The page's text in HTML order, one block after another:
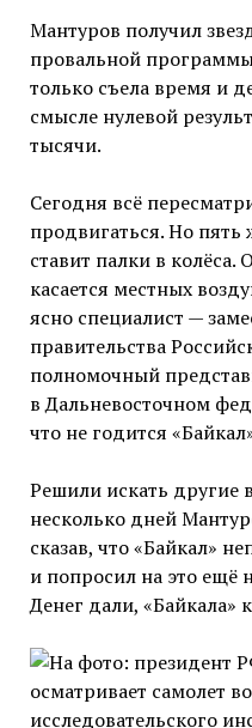
Мантуров получил
провальной
только съела время и
смысле нулевой
тысячи.
Сегодня всё
продвигаться. Но
ставит палки в
касается местных
ясно специалист —
правительства
полномочный
в Дальневосточном
что не годится
Решили искать другие
несколько дней
сказав, что «Байкал»
и попросил на это ещё
Денег дали, «Байкала»